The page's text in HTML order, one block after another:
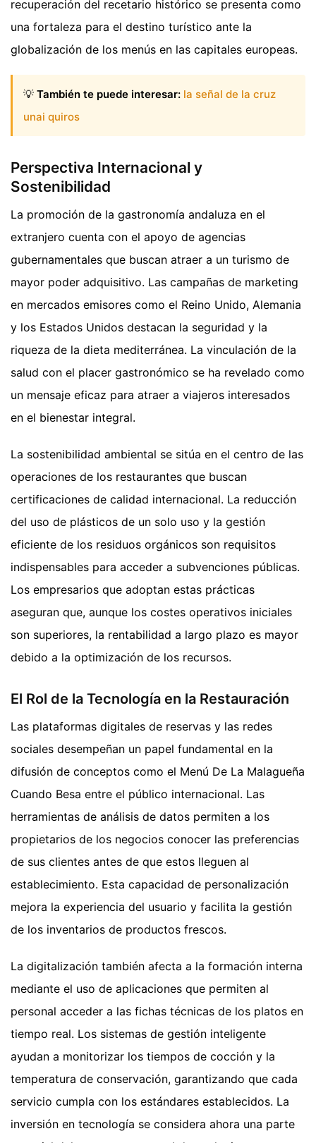
recuperación del recetario histórico se presenta como
una fortaleza para el destino turístico ante la
globalización de los menús en las capitales europeas.
💡 También te puede interesar: la señal de la cruz
unai quiros
Perspectiva Internacional y
Sostenibilidad
La promoción de la gastronomía andaluza en el
extranjero cuenta con el apoyo de agencias
gubernamentales que buscan atraer a un turismo de
mayor poder adquisitivo. Las campañas de marketing
en mercados emisores como el Reino Unido, Alemania
y los Estados Unidos destacan la seguridad y la
riqueza de la dieta mediterránea. La vinculación de la
salud con el placer gastronómico se ha revelado como
un mensaje eficaz para atraer a viajeros interesados
en el bienestar integral.
La sostenibilidad ambiental se sitúa en el centro de las
operaciones de los restaurantes que buscan
certificaciones de calidad internacional. La reducción
del uso de plásticos de un solo uso y la gestión
eficiente de los residuos orgánicos son requisitos
indispensables para acceder a subvenciones públicas.
Los empresarios que adoptan estas prácticas
aseguran que, aunque los costes operativos iniciales
son superiores, la rentabilidad a largo plazo es mayor
debido a la optimización de los recursos.
El Rol de la Tecnología en la Restauración
Las plataformas digitales de reservas y las redes
sociales desempeñan un papel fundamental en la
difusión de conceptos como el Menú De La Malagueña
Cuando Besa entre el público internacional. Las
herramientas de análisis de datos permiten a los
propietarios de los negocios conocer las preferencias
de sus clientes antes de que estos lleguen al
establecimiento. Esta capacidad de personalización
mejora la experiencia del usuario y facilita la gestión
de los inventarios de productos frescos.
La digitalización también afecta a la formación interna
mediante el uso de aplicaciones que permiten al
personal acceder a las fichas técnicas de los platos en
tiempo real. Los sistemas de gestión inteligente
ayudan a monitorizar los tiempos de cocción y la
temperatura de conservación, garantizando que cada
servicio cumpla con los estándares establecidos. La
inversión en tecnología se considera ahora una parte